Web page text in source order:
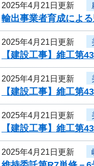
2025年4月21日更新
輸出事業者育成によ
2025年4月21日更新
【建設工事】維工第
2025年4月21日更新
【建設工事】維工第
2025年4月21日更新
【建設工事】維工第
2025年4月21日更新